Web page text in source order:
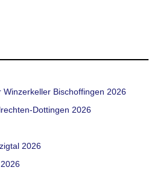
Winzerkeller Bischoffingen 2026
Dottingen 2026
2026